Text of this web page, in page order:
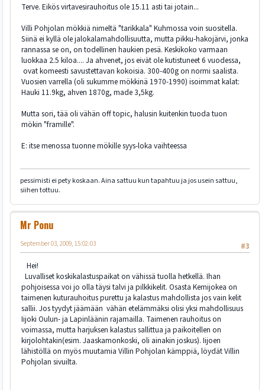
Terve. Eikös virtavesirauhoitus ole 15.11 asti tai jotain...
Villi Pohjolan mökkiä nimeltä "tarikkala" Kuhmossa voin suositella.
Siinä ei kyllä ole jalokalamahdollisuutta, mutta pikku-hakojärvi, jonka
rannassa se on, on todellinen haukien pesä. Keskikoko varmaan
luokkaa 2.5 kiloa.... Ja ahvenet, jos eivät ole kutistuneet 6 vuodessa,
ovat komeesti savustettavan kokoisia. 300-400g on normi saalista.
Vuosien varrella (oli sukumme mökkinä 1970-1990) isoimmat kalat:
Hauki 11.9kg, ahven 1870g, made 3,5kg.
Mutta sori, tää oli vähän off topic, halusin kuitenkin tuoda tuon
mökin "framille".
E: itse menossa tuonne mökille syys-loka vaihteessa
pessimisti ei pety koskaan. Aina sattuu kun tapahtuu ja jos usein sattuu,
siihen tottuu.
Mr Ponu
#3
September 03, 2009, 15:02:03
Hei!
Luvalliset koskikalastuspaikat on vähissä tuolla hetkellä. Ihan
pohjoisessa voi jo olla täysi talvi ja pilkkikelit. Osasta Kemijokea on
taimenen kuturauhoitus purettu ja kalastus mahdollista jos vain kelit
sallii. Jos tyydyt jäämään vähän etelämmäksi olisi yksi mahdollisuus
Iijoki Oulun- ja Lapinläänin rajamailla. Taimenen rauhoitus on
voimassa, mutta harjuksen kalastus sallittua ja paikoitellen on
kirjolohtakin(esim. Jaaskamonkoski, oli ainakin joskus). Iijoen
lähistöllä on myös muutamia Villin Pohjolan kämppiä, löydät Villin
Pohjolan sivuilta.